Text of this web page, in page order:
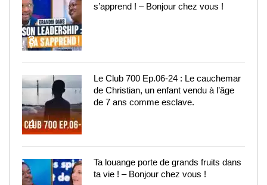
3
s’apprend ! – Bonjour chez vous !
4
Le Club 700 Ep.06-24 : Le cauchemar
de Christian, un enfant vendu à l’âge
de 7 ans comme esclave.
Ta louange porte de grands fruits dans
ta vie ! – Bonjour chez vous !